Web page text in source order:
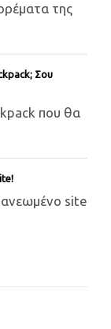
της
Σου
που θα
site